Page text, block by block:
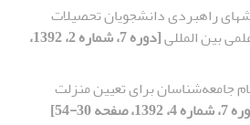
راهبردی دانشجویان تحصیلات
بین المللی
[دوره 7، شماره 2، 1392،
جامعه‌شناسان برای تعیین منزلت
صفحه 30-54]